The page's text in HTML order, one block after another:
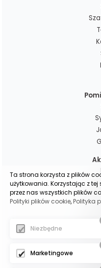
Ta strona korzysta z plików
użytkowania. Korzystając z
przez nas wszystkich plików
Polityki plików cookie,Polityka
Niezbędne
Marketingowe